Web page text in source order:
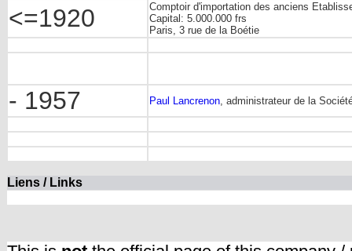
<=1920
Comptoir d'importation des anciens
Capital: 5.000.000 frs
Paris, 3 rue de la Boétie
- 1957 Paul Lancrenon, administrateur de la
Liens / Links